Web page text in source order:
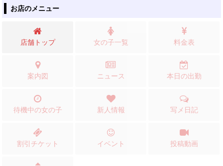
お店のメニュー
店舗トップ 女の子一覧 料金表
案内図 ニュース 本日の出勤
待機中の女の子 新人情報 写メ日記
割引チケット イベント 投稿動画